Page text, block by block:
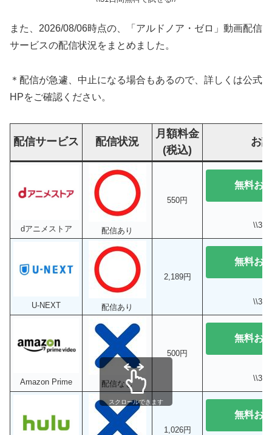
また、2026/08/06時点の、「アルドノア・ゼロ」動画配信
サービスの配信状況をまとめました。
＊配信が急遽、中止になる場合もあるので、詳しくは公式
HPをご確認ください。
配信サービス 配信状況
月額料金
(税込)
お
dアニメストア 配信あり
550円
無料お
\\31
U-NEXT 配信あり
2,189円
無料お
\\31
Amazon Prime 配信なし
500円
無料お
\\30
1,026円
無料お
スクロールできます